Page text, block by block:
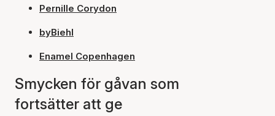
Pernille Corydon
byBiehl
Enamel Copenhagen
Smycken för gåvan som
fortsätter att ge